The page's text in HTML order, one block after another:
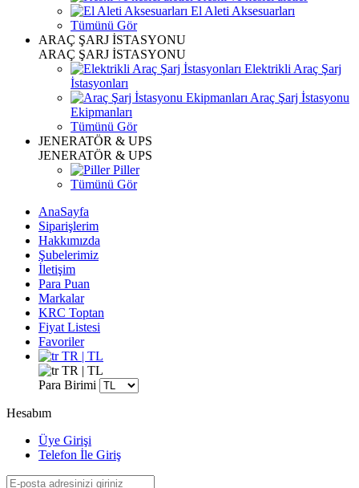
El Aleti Aksesuarları
Tümünü Gör
ARAÇ ŞARJ İSTASYONU
ARAÇ ŞARJ İSTASYONU
Elektrikli Araç Şarj
İstasyonları
Araç Şarj İstasyonu
Ekipmanları
Tümünü Gör
JENERATÖR & UPS
JENERATÖR & UPS
Piller
Tümünü Gör
AnaSayfa
Siparişlerim
Hakkımızda
Şubelerimiz
İletişim
Para Puan
Markalar
KRC Toptan
Fiyat Listesi
Favoriler
TR | TL
TR | TL
Para Birimi
Hesabım
Üye Girişi
Telefon İle Giriş